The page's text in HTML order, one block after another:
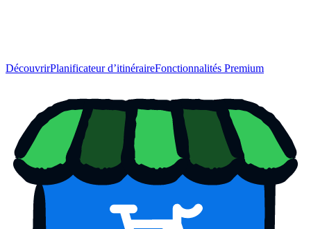
DécouvrirPlanificateur d’itinéraireFonctionnalités Premium